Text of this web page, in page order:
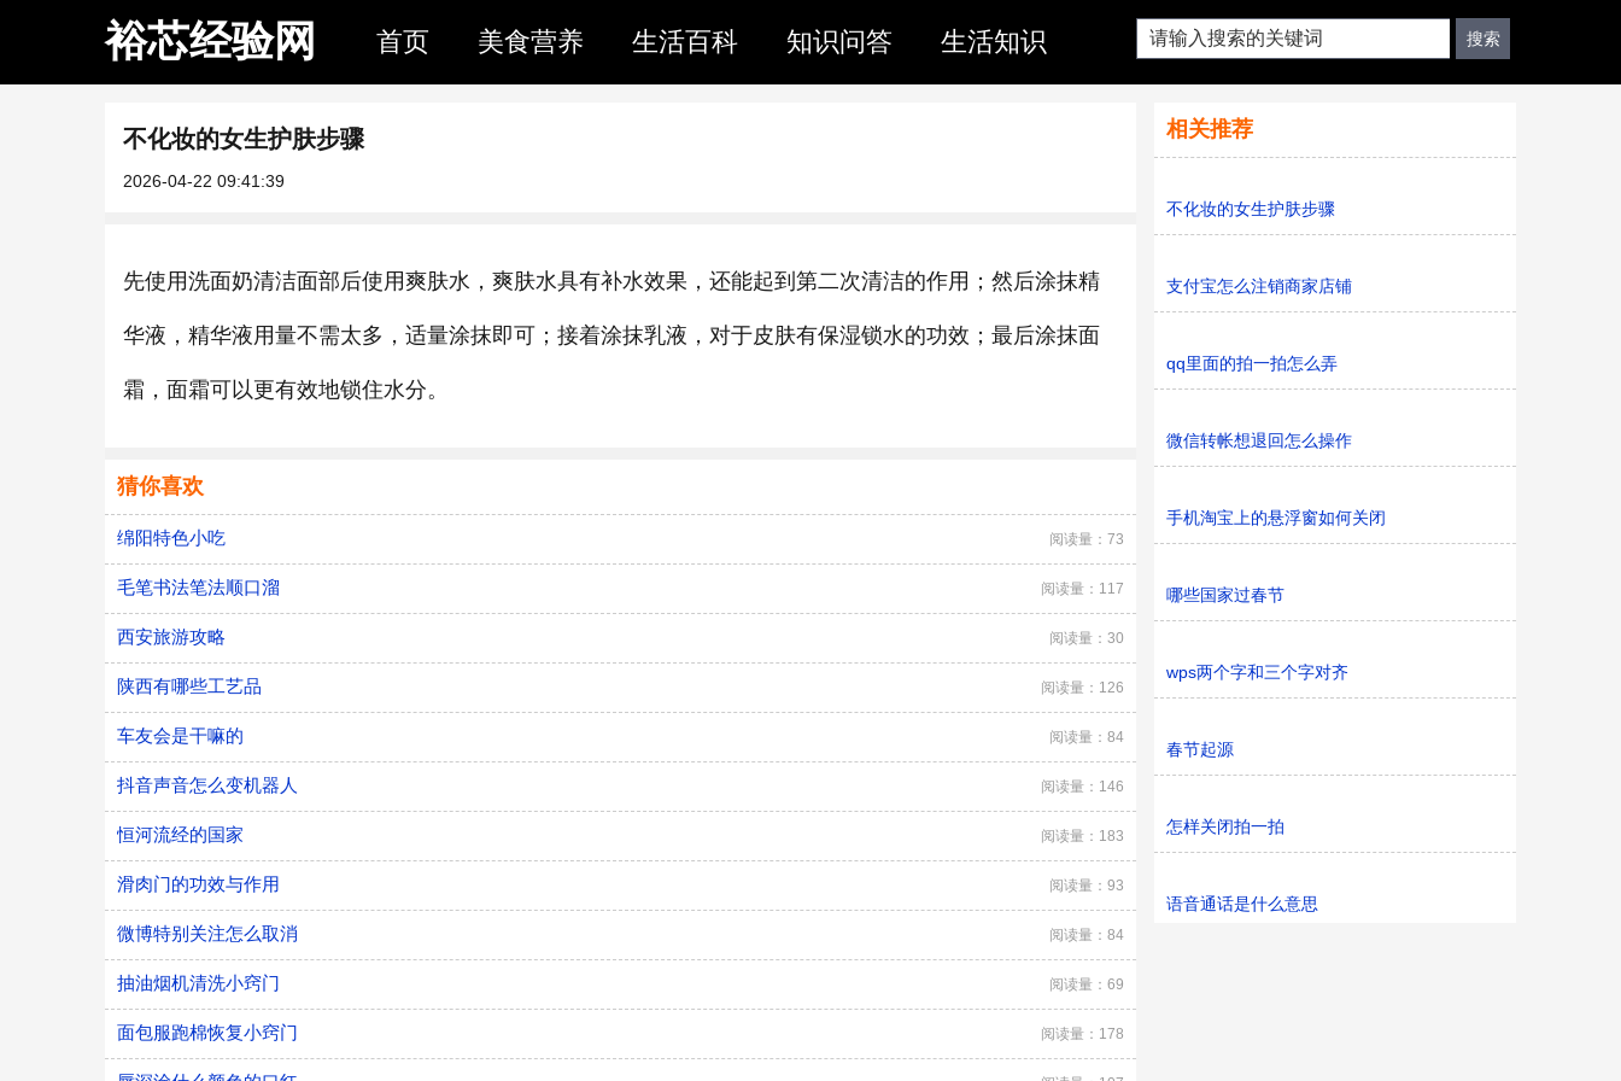
裕芯经验网 首页 美食营养 生活百科 知识问答 生活知识
不化妆的女生护肤步骤
2026-04-22 09:41:39
先使用洗面奶清洁面部后使用爽肤水，爽肤水具有补水效果，还能起到第二次清洁的作用；然后涂抹精
华液，精华液用量不需太多，适量涂抹即可；接着涂抹乳液，对于皮肤有保湿锁水的功效；最后涂抹面
霜，面霜可以更有效地锁住水分。
猜你喜欢
绵阳特色小吃 阅读量：73
毛笔书法笔法顺口溜 阅读量：117
西安旅游攻略 阅读量：30
陕西有哪些工艺品 阅读量：126
车友会是干嘛的 阅读量：84
抖音声音怎么变机器人 阅读量：146
恒河流经的国家 阅读量：183
滑肉门的功效与作用 阅读量：93
微博特别关注怎么取消 阅读量：84
抽油烟机清洗小窍门 阅读量：69
面包服跑棉恢复小窍门 阅读量：178
相关推荐
不化妆的女生护肤步骤
支付宝怎么注销商家店铺
qq里面的拍一拍怎么弄
微信转帐想退回怎么操作
手机淘宝上的悬浮窗如何关闭
哪些国家过春节
wps两个字和三个字对齐
春节起源
怎样关闭拍一拍
语音通话是什么意思